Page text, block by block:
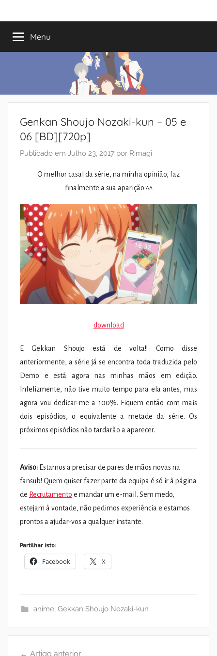
paraMundo
do
anos
a
romances
Menu
Genkan Shoujo Nozaki-kun – 05 e
06 [BD][720p]
Publicado em Julho 23, 2017 por Rimagi
O melhor casal da série, na minha opinião, faz
finalmente a sua aparição ^^
download
E Gekkan Shoujo está de volta!! Como disse
anteriormente, a série já se encontra toda traduzida pelo
Demo e está agora nas minhas mãos em edição.
Infelizmente, não tive muito tempo para ela antes, mas
agora vou dedicar-me a 100%. Fiquem então com mais
dois episódios, o equivalente a metade da série. Os
próximos episódios não tardarão a aparecer.
Aviso: Estamos a precisar de pares de mãos novas na
fansub! Quem quiser fazer parte da equipa é só ir à página
de Recrutamento e mandar um e-mail. Sem medo,
estejam à vontade, não pedimos experiência e estamos
prontos a ajudar-vos a qualquer instante.
Partilhar isto:
Facebook X
anime, Gekkan Shoujo Nozaki-kun
Artigo anterior